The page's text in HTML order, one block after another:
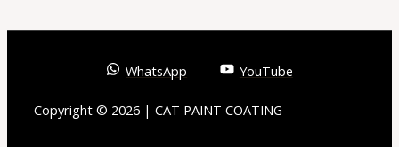
WhatsApp YouTube
Copyright © 2026 | CAT PAINT COATING